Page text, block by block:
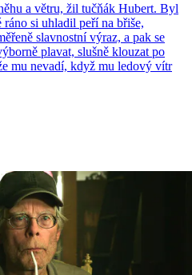
a větru, žil tučňák Hubert. Byl
si uhladil peří na břiše,
slavnostní výraz, a pak se
plavat, slušně klouzat po
mu nevadí, když mu ledový vítr